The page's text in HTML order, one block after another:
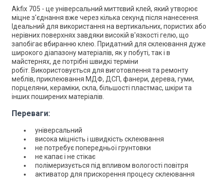
Akfix 705 - це універсальний миттєвий клей, який утворює
міцне з'єднання вже через кілька секунд після нанесення.
Ідеальний для використання на вертикальних, пористих або
нерівних поверхнях завдяки високій в'язкості гелю, що
запобігає вбиранню клею. Придатний для склеювання дуже
широкого діапазону матеріалів, як у побуті, так і в
майстернях, де потрібні швидкі терміни
робіт. Використовується для виготовлення та ремонту
меблів, приклеювання МДФ, ДСП, фанери, дерева, гуми,
порцеляни, кераміки, скла, більшості пластмас, шкіри та
інших поширених матеріалів.
Переваги:
універсальний
висока міцність і швидкість склеювання
не потребує попередньої грунтовки
не капає і не стікає
полімеризується під впливом вологості повітря
активатор для прискорення процесу склеювання